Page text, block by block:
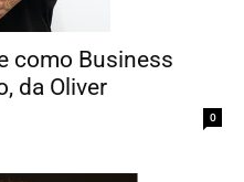
como Business
da Oliver
0